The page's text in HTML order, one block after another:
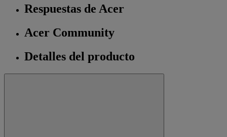
Respuestas de Acer
Acer Community
Detalles del producto